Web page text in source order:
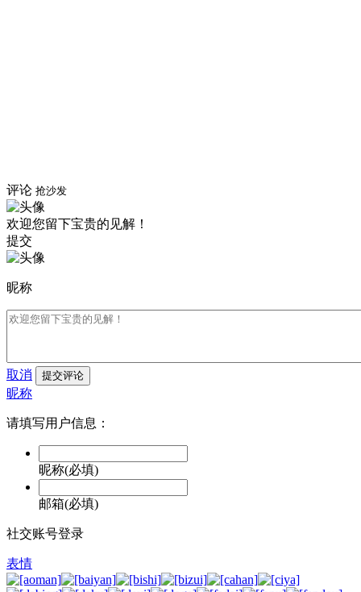
评论 抢沙发
欢迎您留下宝贵的见解！
提交
昵称
取消 提交评论
昵称
请填写用户信息：
昵称(必填)
邮箱(必填)
社交账号登录
表情